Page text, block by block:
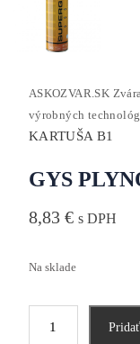
ASKOZVAR.SK
výrobných
KARTUŠA B1
GYS
8,83 € s DPH
Na sklade